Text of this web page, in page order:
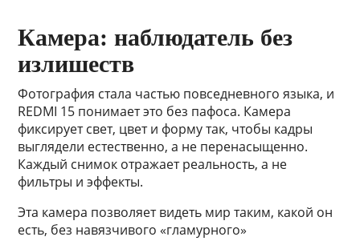
Камера: наблюдатель без
излишеств
Фотография стала частью повседневного языка, и
REDMI 15 понимает это без пафоса. Камера
фиксирует свет, цвет и форму так, чтобы кадры
выглядели естественно, а не перенасыщенно.
Каждый снимок отражает реальность, а не
фильтры и эффекты.
Эта камера позволяет видеть мир таким, какой он
есть, без навязчивого «гламурного»